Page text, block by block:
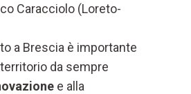
Caracciolo (Loreto-
a Brescia è importante
da sempre
e alla